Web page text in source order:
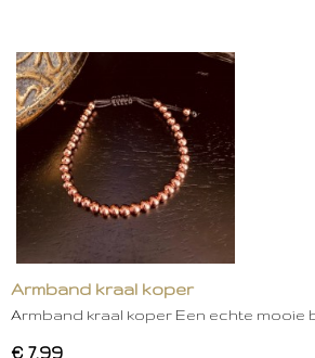
Armband kraal koper
Armband kraal koper Een echte mooie
€ 7,99